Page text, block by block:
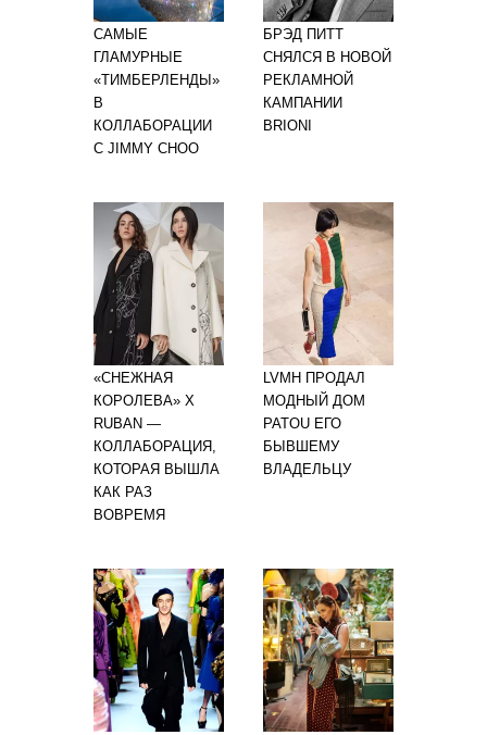
САМЫЕ
ГЛАМУРНЫЕ
«ТИМБЕРЛЕНДЫ»
В
КОЛЛАБОРАЦИИ
С JIMMY CHOO
БРЭД ПИТТ
СНЯЛСЯ В НОВОЙ
РЕКЛАМНОЙ
КАМПАНИИ
BRIONI
«СНЕЖНАЯ
КОРОЛЕВА» X
RUBAN —
КОЛЛАБОРАЦИЯ,
КОТОРАЯ ВЫШЛА
КАК РАЗ
ВОВРЕМЯ
LVMH ПРОДАЛ
МОДНЫЙ ДОМ
PATOU ЕГО
БЫВШЕМУ
ВЛАДЕЛЬЦУ